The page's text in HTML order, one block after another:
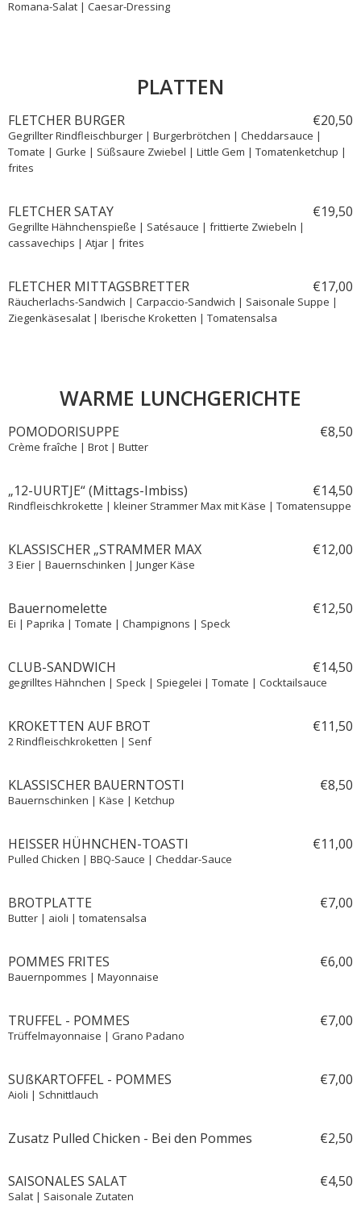
Romana-Salat | Caesar-Dressing
PLATTEN
FLETCHER BURGER €20,50
Gegrillter Rindfleischburger | Burgerbrötchen | Cheddarsauce |
Tomate | Gurke | Süßsaure Zwiebel | Little Gem | Tomatenketchup |
frites
FLETCHER SATAY €19,50
Gegrillte Hähnchenspieße | Satésauce | frittierte Zwiebeln |
cassavechips | Atjar | frites
FLETCHER MITTAGSBRETTER €17,00
Räucherlachs-Sandwich | Carpaccio-Sandwich | Saisonale Suppe |
Ziegenkäsesalat | Iberische Kroketten | Tomatensalsa
WARME LUNCHGERICHTE
POMODORISUPPE €8,50
Crème fraîche | Brot | Butter
„12-UURTJE“ (Mittags-Imbiss) €14,50
Rindfleischkrokette | kleiner Strammer Max mit Käse | Tomatensuppe
KLASSISCHER „STRAMMER MAX €12,00
3 Eier | Bauernschinken | Junger Käse
Bauernomelette €12,50
Ei | Paprika | Tomate | Champignons | Speck
CLUB-SANDWICH €14,50
gegrilltes Hähnchen | Speck | Spiegelei | Tomate | Cocktailsauce
KROKETTEN AUF BROT €11,50
2 Rindfleischkroketten | Senf
KLASSISCHER BAUERNTOSTI €8,50
Bauernschinken | Käse | Ketchup
HEISSER HÜHNCHEN-TOASTI €11,00
Pulled Chicken | BBQ-Sauce | Cheddar-Sauce
BROTPLATTE €7,00
Butter | aioli | tomatensalsa
POMMES FRITES €6,00
Bauernpommes | Mayonnaise
TRUFFEL - POMMES €7,00
Trüffelmayonnaise | Grano Padano
SUßKARTOFFEL - POMMES €7,00
Aioli | Schnittlauch
Zusatz Pulled Chicken - Bei den Pommes €2,50
SAISONALES SALAT €4,50
Salat | Saisonale Zutaten